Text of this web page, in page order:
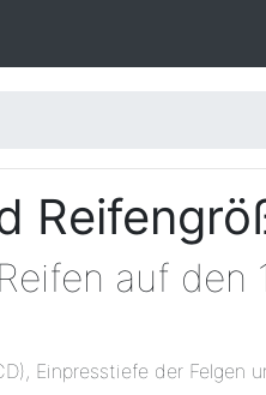
auf den
Einpresstiefe der Felgen